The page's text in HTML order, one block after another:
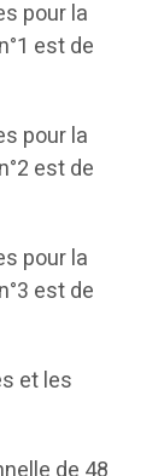
pour la
est de
pour la
est de
pour la
est de
et les